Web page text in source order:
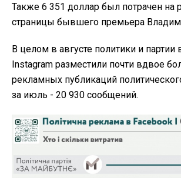
Также 6 351 доллар был потрачен на
страницы бывшего премьера
В целом в августе политики и партии
Instagram разместили почти вдвое
рекламных публикаций
за июль - 20 930 сообщений.